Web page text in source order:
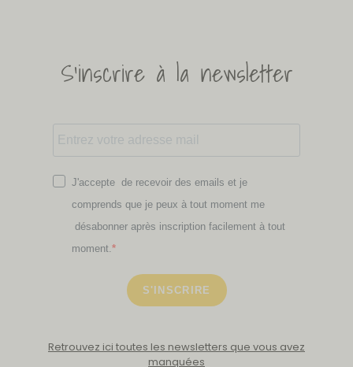
S'inscrire à la newsletter
J'accepte de recevoir des emails et je
comprends que je peux à tout moment me
désabonner après inscription facilement à tout
moment.
S'INSCRIRE
Retrouvez ici toutes les newsletters que vous avez
manquées